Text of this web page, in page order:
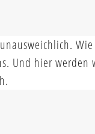
Und hier